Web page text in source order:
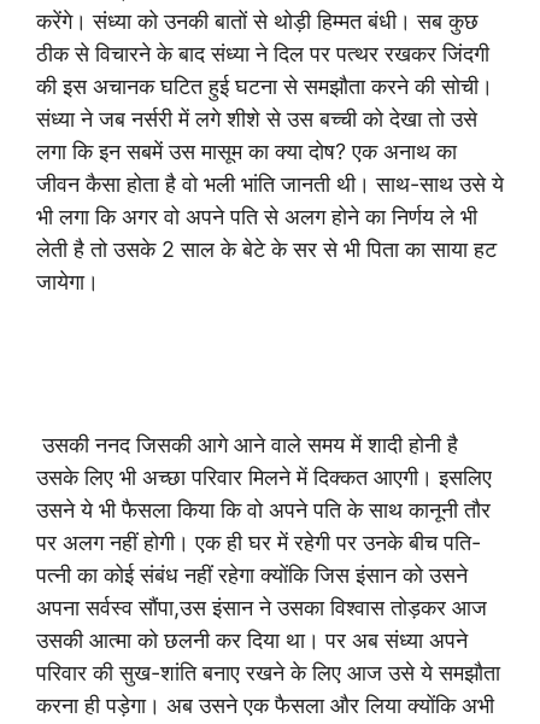
करेंगे। संध्या को उनकी बातों से थोड़ी हिम्मत बंधी। सब कुछ
ठीक से विचारने के बाद संध्या ने दिल पर पत्थर रखकर जिंदगी
की इस अचानक घटित हुई घटना से समझौता करने की सोची।
संध्या ने जब नर्सरी में लगे शीशे से उस बच्ची को देखा तो उसे
लगा कि इन सबमें उस मासूम का क्या दोष? एक अनाथ का
जीवन कैसा होता है वो भली भांति जानती थी। साथ-साथ उसे ये
भी लगा कि अगर वो अपने पति से अलग होने का निर्णय ले भी
लेती है तो उसके 2 साल के बेटे के सर से भी पिता का साया हट
जायेगा।
उसकी ननद जिसकी आगे आने वाले समय में शादी होनी है
उसके लिए भी अच्छा परिवार मिलने में दिक्कत आएगी। इसलिए
उसने ये भी फैसला किया कि वो अपने पति के साथ कानूनी तौर
पर अलग नहीं होगी। एक ही घर में रहेगी पर उनके बीच पति-
पत्नी का कोई संबंध नहीं रहेगा क्योंकि जिस इंसान को उसने
अपना सर्वस्व सौंपा,उस इंसान ने उसका विश्वास तोड़कर आज
उसकी आत्मा को छलनी कर दिया था। पर अब संध्या अपने
परिवार की सुख-शांति बनाए रखने के लिए आज उसे ये समझौता
करना ही पड़ेगा। अब उसने एक फैसला और लिया क्योंकि अभी